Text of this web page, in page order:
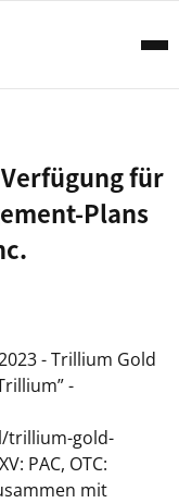
für
Plans
- Trillium Gold
-
trillium-gold-
PAC, OTC:
mit